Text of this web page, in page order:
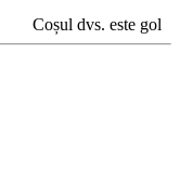
Coșul dvs. este gol